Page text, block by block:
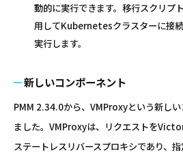
動的に実行できます。移行スクリプ
用してKubernetesクラスターに接
実行します。
新しいコンポーネント
PMM 2.34.0から、VMProxyという新し
ました。VMProxyは、リクエストを
ステートレスリバースプロキシであり、